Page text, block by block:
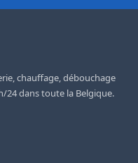
chauffage, débouchage
dans toute la Belgique.